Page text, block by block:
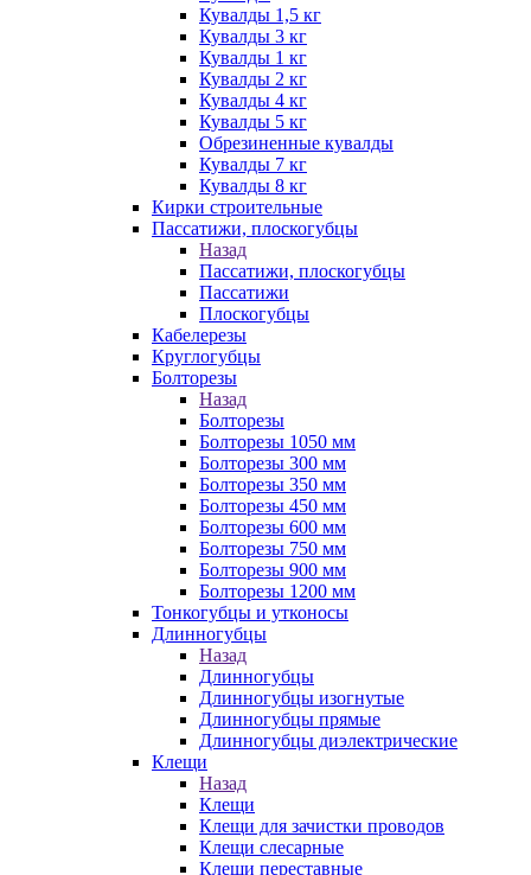
Кувалды 1,5 кг
Кувалды 3 кг
Кувалды 1 кг
Кувалды 2 кг
Кувалды 4 кг
Кувалды 5 кг
Обрезиненные кувалды
Кувалды 7 кг
Кувалды 8 кг
Кирки строительные
Пассатижи, плоскогубцы
Назад
Пассатижи, плоскогубцы
Пассатижи
Плоскогубцы
Кабелерезы
Круглогубцы
Болторезы
Назад
Болторезы
Болторезы 1050 мм
Болторезы 300 мм
Болторезы 350 мм
Болторезы 450 мм
Болторезы 600 мм
Болторезы 750 мм
Болторезы 900 мм
Болторезы 1200 мм
Тонкогубцы и утконосы
Длинногубцы
Назад
Длинногубцы
Длинногубцы изогнутые
Длинногубцы прямые
Длинногубцы диэлектрические
Клещи
Назад
Клещи
Клещи для зачистки проводов
Клещи слесарные
Клещи переставные